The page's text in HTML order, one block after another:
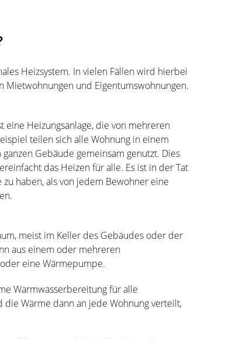
Heizsystem. In vielen Fällen wird hierbei
Mietwohnungen und Eigentumswohnungen.
eine Heizungsanlage, die von mehreren
teilen sich alle Wohnung in einem
Gebäude gemeinsam genutzt. Dies
das Heizen für alle. Es ist in der Tat
haben, als von jedem Bewohner eine
meist im Keller des Gebäudes oder der
aus einem oder mehreren
eine Wärmepumpe.
Warmwasserbereitung für alle
Wärme dann an jede Wohnung verteilt,